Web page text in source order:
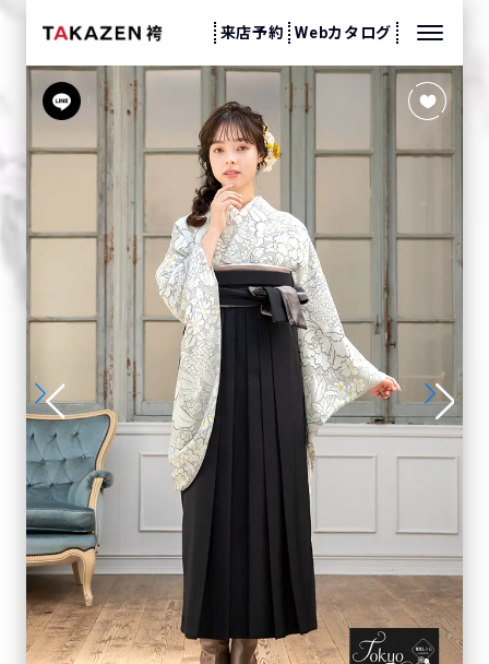
来店予約 Webカタログ